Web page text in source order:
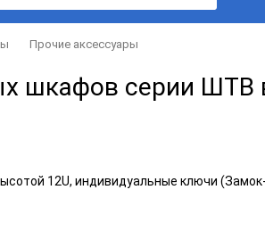
Прочие аксессуары
шкафов серии ШТВ